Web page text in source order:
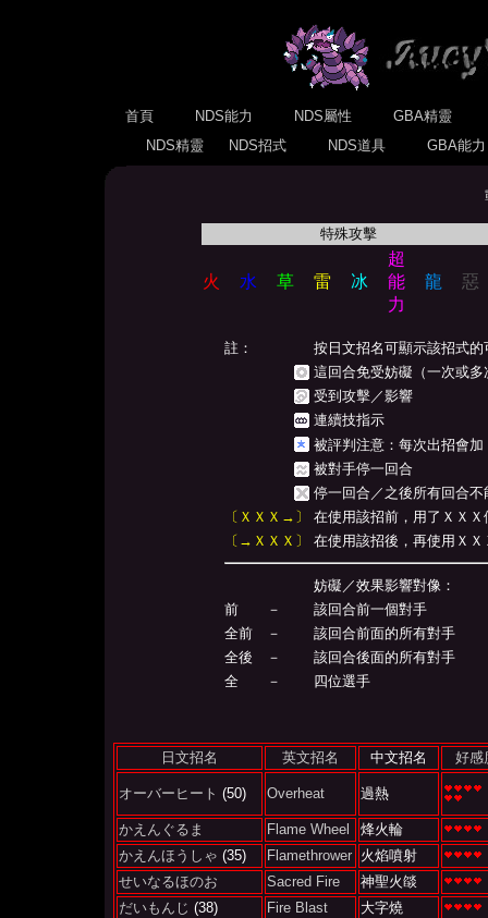
首頁 NDS能力 NDS屬性
GBA精靈
NDS精靈
NDS招式 NDS道具 GBA能
特殊攻擊
火 水 草 雷 冰
超
能
力
龍 惡
註：
按日文招名可顯示該招式的
這回合免受妨礙（一次或多
受到攻擊／影響
連續技指示
被評判注意：每次出招會加
被對手停一回合
停一回合／之後所有回合不
〔ＸＸＸ→〕
在使用該招前，用了ＸＸ
〔→ＸＸＸ〕
在使用該招後，再使用Ｘ
妨礙／效果影響對像：
前 －
該回合前一個對手
全前 －
該回合前面的所有對手
全後 －
該回合後面的所有對手
全 －
四位選手
日文招名 英文招名 中文招名 好感
オーバーヒート (50) Overheat 過熱
かえんぐるま Flame Wheel
烽火輪
かえんほうしゃ (35) Flamethrower 火焰噴射
せいなるほのお
Sacred Fire
神聖火燄
だいもんじ (38) Fire Blast
大字燒